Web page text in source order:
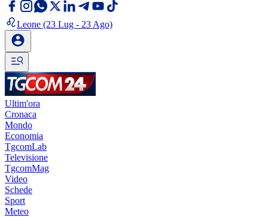
Leone (23 Lug - 23 Ago)
Ultim'ora
Cronaca
Mondo
Economia
TgcomLab
Televisione
TgcomMag
Video
Schede
Sport
Meteo